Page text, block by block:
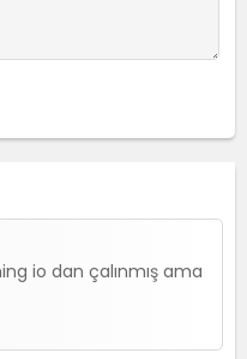
io dan çalınmış ama